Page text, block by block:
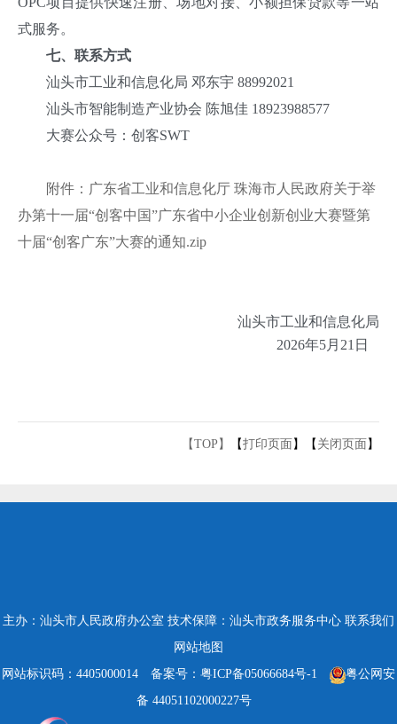
式服务。
七、联系方式
汕头市工业和信息化局 邓东宇 88992021
汕头市智能制造产业协会 陈旭佳 18923988577
大赛公众号：创客SWT
附件：广东省工业和信息化厅 珠海市人民政府关于举
办第十一届“创客中国”广东省中小企业创新创业大赛暨第
十届“创客广东”大赛的通知.zip
汕头市工业和信息化局
2026年5月21日
【TOP】 【打印页面 】【 关闭页面 】
主办：汕头市人民政府办公室 技术保障：汕头市政务服务中心 联系我们
网站地图
网站标识码：4405000014
备案号：粤ICP备05066684号-1
粤公网安
备 44051102000227号